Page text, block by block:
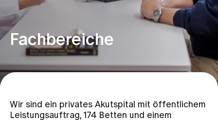
Zuweisende
Events
Fachbereiche
Wir sind ein privates Akutspital mit öffentlichem
Leistungsauftrag, 174 Betten und einem